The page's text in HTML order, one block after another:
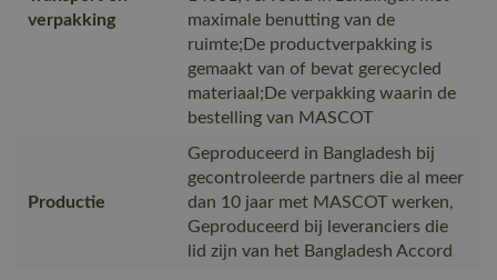
verpakking
maximale benutting van de
ruimte;De productverpakking is
gemaakt van of bevat gerecycled
materiaal;De verpakking waarin de
bestelling van MASCOT
Productie
Geproduceerd in Bangladesh bij
gecontroleerde partners die al meer
dan 10 jaar met MASCOT werken,
Geproduceerd bij leveranciers die
lid zijn van het Bangladesh Accord